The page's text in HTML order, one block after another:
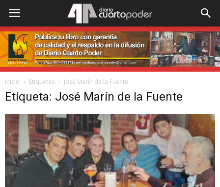
Inicio Etiquetas José Marín de la Fuente
Etiqueta: José Marín de la Fuente